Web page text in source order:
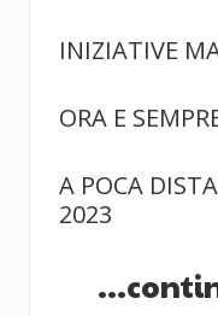
INIZIATIVE
ORA E
A POCA
2023